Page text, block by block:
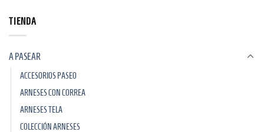
TIENDA
A PASEAR
ACCESORIOS PASEO
ARNESES CON CORREA
ARNESES TELA
COLECCIÓN ARNESES